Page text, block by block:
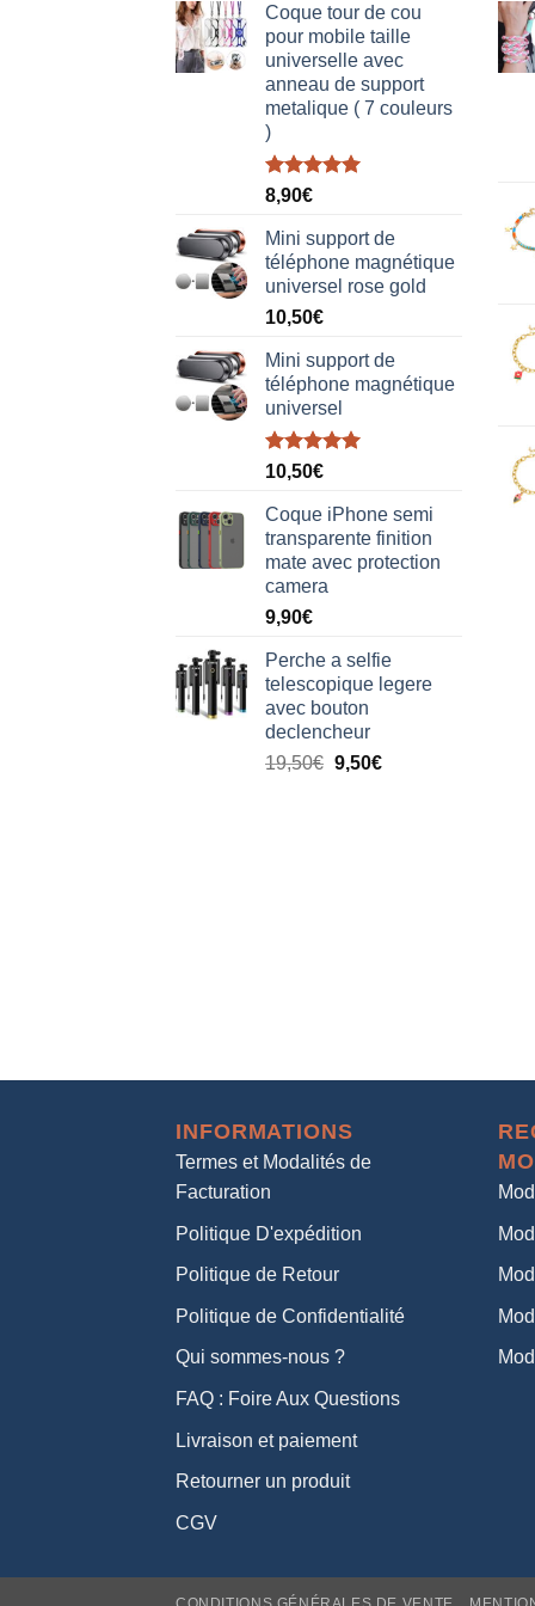
Coque tour de cou
pour mobile taille
universelle avec
anneau de support
metalique ( 7 couleurs
)
Note5.00
8,90€
Mini support de
téléphone magnétique
universel rose gold
10,50€
Mini support de
téléphone magnétique
universel
Note5.00
10,50€
Coque iPhone semi
transparente finition
mate avec protection
camera
9,90€
Perche a selfie
telescopique legere
avec bouton
declencheur
19,50€ 9,50€
INFORMATIONS
Termes et Modalités de
Facturation
Politique D'expédition
Politique de Retour
Politique de Confidentialité
Qui sommes-nous ?
FAQ : Foire Aux Questions
Livraison et paiement
Retourner un produit
CGV